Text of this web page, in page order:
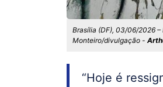
Brasília (DF), 03/06/2026
Monteiro/divulgação -
“Hoje é